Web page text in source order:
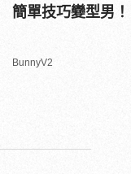
簡單技巧變型男！
BunnyV2